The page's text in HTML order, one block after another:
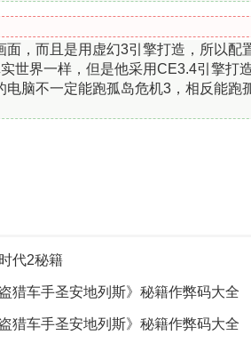
，而且是用虚幻3引擎打造，所以配
世界一样，但是他采用CE3.4引擎打
脑不一定能跑孤岛危机3，相反能跑
代2秘籍
盗猎车手圣安地列斯》秘籍作弊码大全
盗猎车手圣安地列斯》秘籍作弊码大全